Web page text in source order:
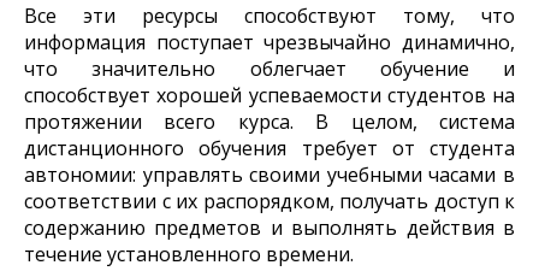
Все эти ресурсы способствуют тому, что
информация поступает чрезвычайно динамично,
что значительно облегчает обучение и
способствует хорошей успеваемости студентов на
протяжении всего курса. В целом, система
дистанционного обучения требует от студента
автономии: управлять своими учебными часами в
соответствии с их распорядком, получать доступ к
содержанию предметов и выполнять действия в
течение установленного времени.